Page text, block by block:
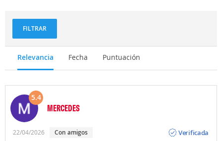
FILTRAR
Relevancia Fecha Puntuación
5.4
MERCEDES
22/04/2026 Con amigos
Verificada